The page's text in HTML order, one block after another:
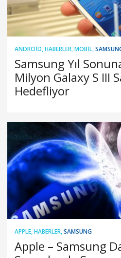
ANDROID,HABERLER,MOBIL,
Samsung Yıl
Milyon Galaxy S III
Hedefliyor
APPLE,HABERLER,SAMSUNG
Apple – Samsung